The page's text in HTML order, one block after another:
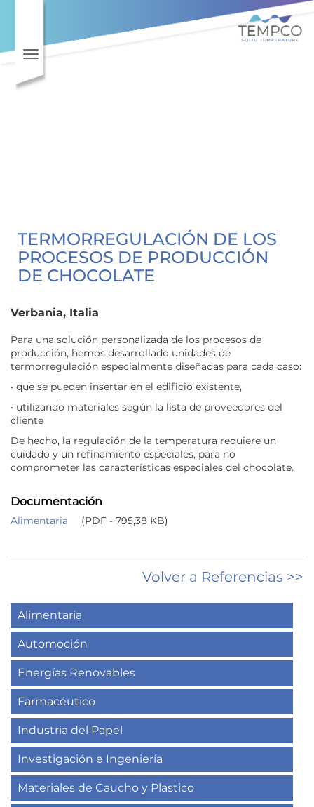
Toggle navigation
TERMORREGULACIÓN DE LOS
PROCESOS DE PRODUCCIÓN
DE CHOCOLATE
Verbania, Italia
Para una solución personalizada de los procesos de
producción, hemos desarrollado unidades de
termorregulación especialmente diseñadas para cada caso:
• que se pueden insertar en el edificio existente,
• utilizando materiales según la lista de proveedores del
cliente
De hecho, la regulación de la temperatura requiere un
cuidado y un refinamiento especiales, para no
comprometer las características especiales del chocolate.
Documentación
Alimentaria (PDF - 795,38 KB)
Volver a Referencias >>
Alimentaria
Automoción
Energías Renovables
Farmacéutico
Industria del Papel
Investigación e Ingeniería
Materiales de Caucho y Plastico